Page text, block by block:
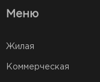
Меню
Жилая
Коммерческая